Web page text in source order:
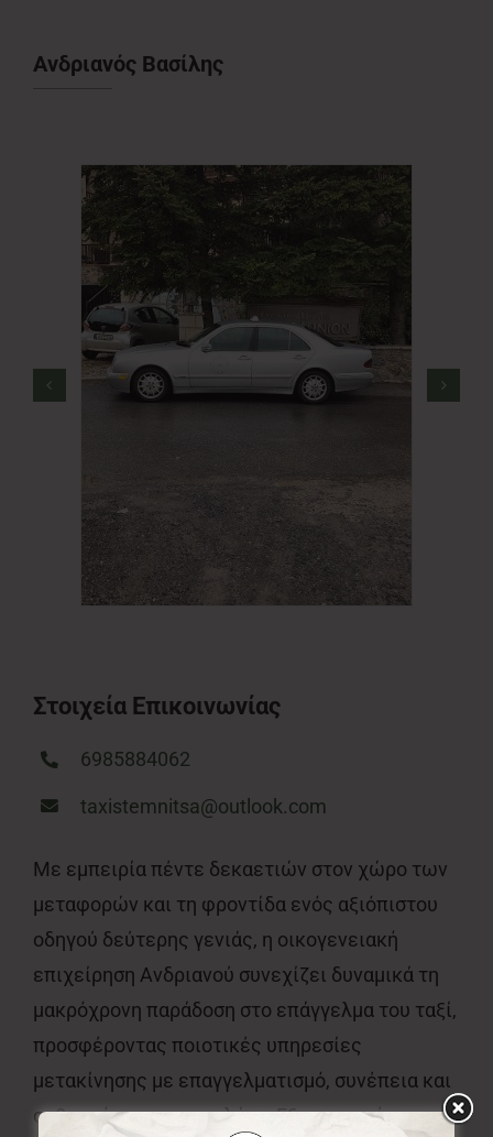
Νέα
Ανδριανός Βασίλης
Στοιχεία Επικοινωνίας
6985884062
taxistemnitsa@outlook.com
Με εμπειρία πέντε δεκαετιών στον χώρο των
μεταφορών και τη φροντίδα ενός αξιόπιστου
οδηγού δεύτερης γενιάς, η οικογενειακή
επιχείρηση Ανδριανού συνεχίζει δυναμικά τη
μακρόχρονη παράδοση στο επάγγελμα του ταξί,
προσφέροντας ποιοτικές υπηρεσίες
μετακίνησης με επαγγελματισμό, συνέπεια και
σεβασμό προς τον πελάτη. Εξυπηρετούμε